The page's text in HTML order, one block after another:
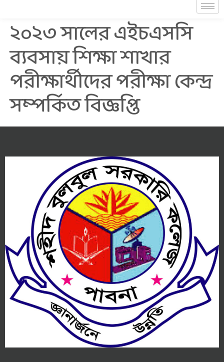
২০২৩ সালের এইচএসসি
ব্যবসায় শিক্ষা শাখার
পরীক্ষার্থীদের পরীক্ষা কেন্দ্র
সম্পর্কিত বিজ্ঞপ্তি